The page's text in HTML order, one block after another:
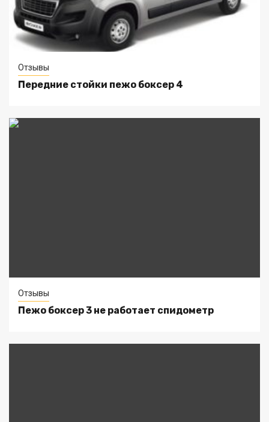
Отзывы
Передние стойки пежо боксер 4
Отзывы
Пежо боксер 3 не работает спидометр